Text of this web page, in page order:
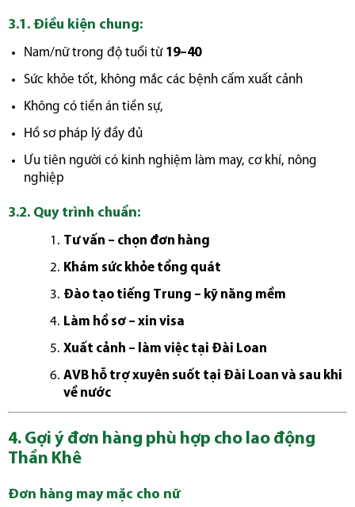
3.1. Điều kiện chung:
Nam/nữ trong độ tuổi từ 19–40
Sức khỏe tốt, không mắc các bệnh cấm xuất cảnh
Không có tiền án tiền sự,
Hồ sơ pháp lý đầy đủ
Ưu tiên người có kinh nghiệm làm may, cơ khí, nông
nghiệp
3.2. Quy trình chuẩn:
Tư vấn – chọn đơn hàng
Khám sức khỏe tổng quát
Đào tạo tiếng Trung – kỹ năng mềm
Làm hồ sơ – xin visa
Xuất cảnh – làm việc tại Đài Loan
AVB hỗ trợ xuyên suốt tại Đài Loan và sau khi
về nước
4. Gợi ý đơn hàng phù hợp cho lao động
Thần Khê
Đơn hàng may mặc cho nữ